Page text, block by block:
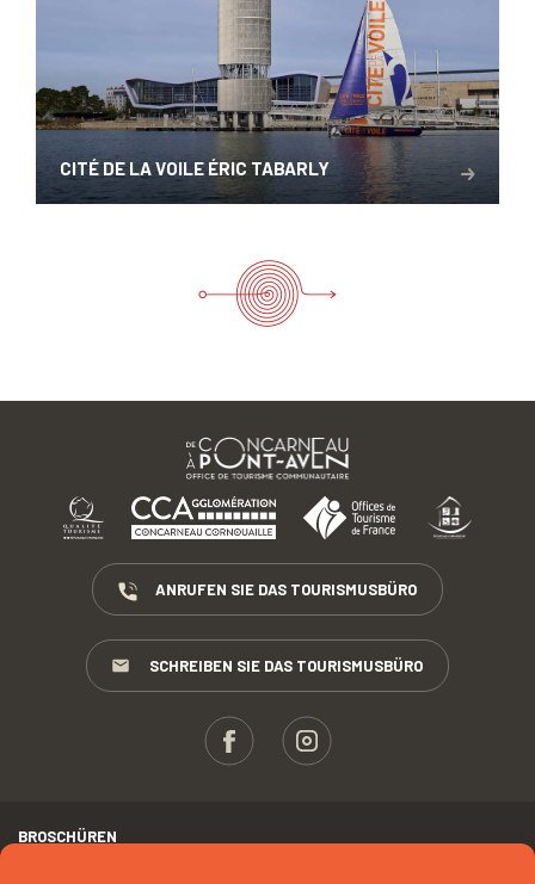
CITÉ DE LA VOILE ÉRIC TABARLY
ANRUFEN SIE DAS TOURISMUSBÜRO
SCHREIBEN SIE DAS TOURISMUSBÜRO
BROSCHÜREN